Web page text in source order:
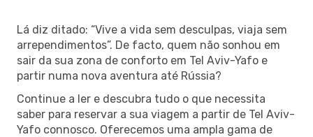
Lá diz ditado: “Vive a vida sem desculpas, viaja sem
arrependimentos”. De facto, quem não sonhou em
sair da sua zona de conforto em Tel Aviv-Yafo e
partir numa nova aventura até Rússia?
Continue a ler e descubra tudo o que necessita
saber para reservar a sua viagem a partir de Tel Aviv-
Yafo connosco. Oferecemos uma ampla gama de